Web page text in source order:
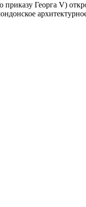
Георга V)